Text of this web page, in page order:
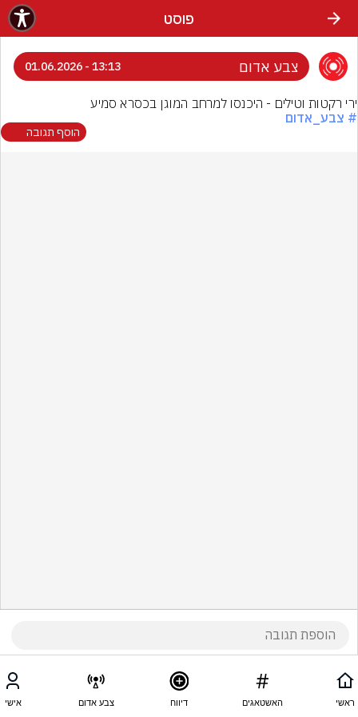
פוסט
צבע אדום 13:13 - 01.06.2026
ירי רקטות וטילים - היכנסו למרחב המוגן בכסרא סמיע
# צבע_אדום
הוסף תגובה
ראשי האשטאגים דיווח צבע אדום אישי